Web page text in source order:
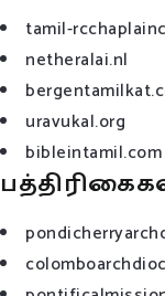
tamil-
netheralai.nl
uravukal.org
bibleintamil.com